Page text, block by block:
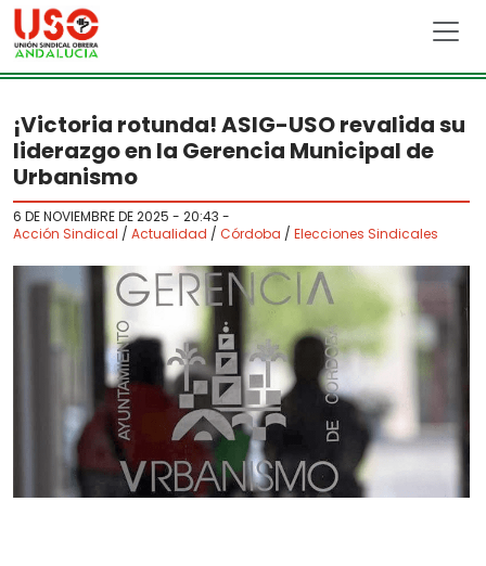
Skip to main content
¡Victoria rotunda! ASIG-USO revalida su
liderazgo en la Gerencia Municipal de
Urbanismo
6 DE NOVIEMBRE DE 2025 - 20:43 -
Acción Sindical / Actualidad / Córdoba / Elecciones Sindicales